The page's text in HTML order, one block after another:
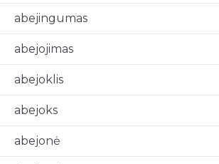
abejingumas
abejojimas
abejoklis
abejoks
abejonė